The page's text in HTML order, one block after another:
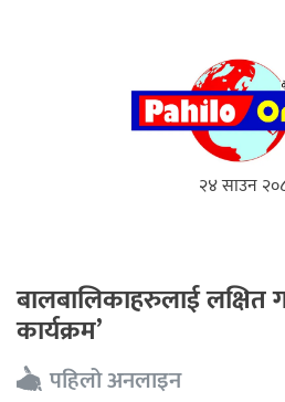
२४ साउन
बालबालिकाहरुलाई लक्षित
कार्यक्रम’
पहिलो अनलाइन